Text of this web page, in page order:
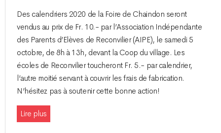
Des calendriers 2020 de la Foire de Chaindon seront
vendus au prix de Fr. 10.- par l’Association Indépendante
des Parents d’Elèves de Reconvilier (AIPE), le samedi 5
octobre, de 8h à 13h, devant la Coop du village. Les
écoles de Reconvilier toucheront Fr. 5.- par calendrier,
l’autre moitié servant à couvrir les frais de fabrication.
N’hésitez pas à soutenir cette bonne action!
Lire plus